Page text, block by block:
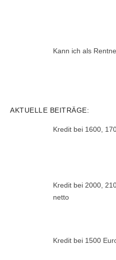
Kann ich als
AKTUELLE BEITRÄGE:
Kredit bei 1600,
Kredit bei 2000,
netto
Kredit bei 1500